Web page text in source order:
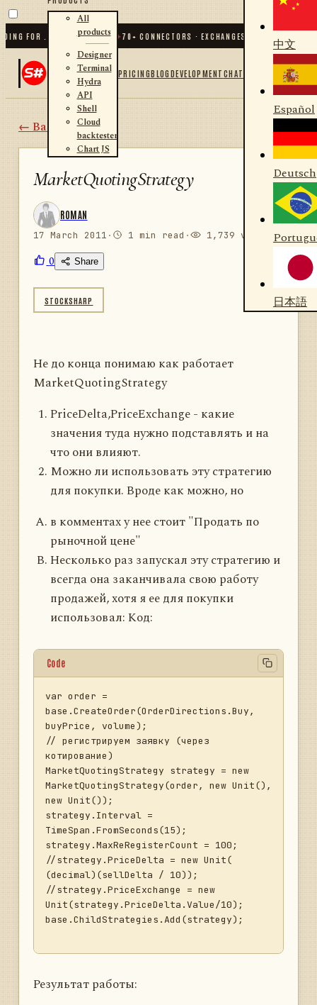
FOR .NET AND PYTHON✦70 + CONNECTORS · EXCHANGES · BROKERS · CRYPTO
All
products
Designer
Terminal
Hydra
API
Shell
Cloud
backtester
Chart JS
PRICINGBLOGDEVELOPMENTCHAT
中文
Español
Deutsch
日本語
← Back
MarketQuotingStrategy
ROMAN
17 March 2011 · 1 min read · 1,739 views
0 Share
STOCKSHARP
Не до конца понимаю как работает
MarketQuotingStrategy
PriceDelta,PriceExchange - какие
значения туда нужно подставлять и на
что они влияют.
Можно ли использовать эту стратегию
для покупки. Вроде как можно, но
в комментах у нее стоит "Продать по
рыночной цене"
Несколько раз запускал эту стратегию и
всегда она заканчивала свою работу
продажей, хотя я ее для покупки
использовал: Код:
Code
var order =
base.CreateOrder(OrderDirections.Buy,
buyPrice, volume);
// регистрируем заявку (через
котирование)
MarketQuotingStrategy strategy = new
MarketQuotingStrategy(order, new Unit(),
new Unit());
strategy.Interval =
TimeSpan.FromSeconds(15);
strategy.MaxReRegisterCount = 100;
//strategy.PriceDelta = new Unit(
(decimal)(sellDelta / 10));
//strategy.PriceExchange = new
Unit(strategy.PriceDelta.Value/10);
base.ChildStrategies.Add(strategy);
Результат работы: